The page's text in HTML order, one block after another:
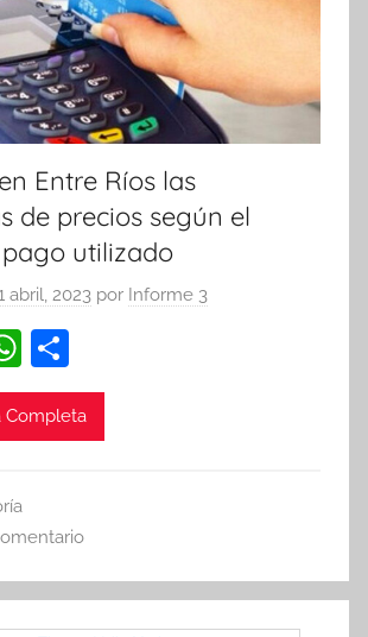
Entre Ríos las
de precios según el
utilizado
abril, 2023 por Informe 3
W
h
at
A
p
p
o
m
tir
Completa